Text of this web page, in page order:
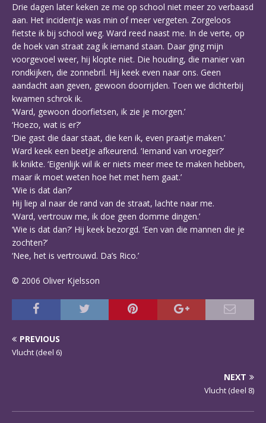
Drie dagen later keken ze me op school niet meer zo verbaasd
aan. Het incidentje was min of meer vergeten. Zorgeloos
fietste ik bij school weg. Ward reed naast me. In de verte, op
de hoek van straat zag ik iemand staan. Daar ging mijn
voorgevoel weer, hij klopte niet. Die houding, die manier van
rondkijken, die zonnebril. Hij keek even naar ons. Geen
aandacht aan geven, gewoon doorrijden. Toen we dichterbij
kwamen schrok ik.
‘Ward, gewoon doorfietsen, ik zie je morgen.’
‘Hoezo, wat is er?’
‘Die gast die daar staat, die ken ik, even praatje maken.’
Ward keek een beetje afkeurend. ‘Iemand van vroeger?’
Ik knikte. ‘Eigenlijk wil ik er niets meer mee te maken hebben,
maar ik moet weten hoe het met hem gaat.’
‘Wie is dat dan?’
Hij liep al naar de rand van de straat, lachte naar me.
‘Ward, vertrouw me, ik doe geen domme dingen.’
‘Wie is dat dan?’ Hij keek bezorgd. ‘Een van die mannen die je
zochten?’
‘Nee, het is vertrouwd. Da’s Rico.’
© 2006 Oliver Kjelsson
PREVIOUS
Vlucht (deel 6)
NEXT
Vlucht (deel 8)